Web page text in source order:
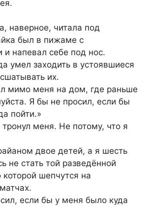
наверное, читала под
был в пижаме с
и напевал себе под нос.
умел заходить в устоявшиеся
их.
мимо меня на дом, где раньше
Я бы не просил, если бы
пойти.»
меня. Не потому, что я
двое детей, а я шесть
не стать той разведённой
шепчутся на
если бы у меня было куда